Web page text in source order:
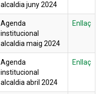
alcaldia juny 2024
Agenda
institucional
alcaldia maig 2024
Enllaç
Agenda
institucional
alcaldia abril 2024
Enllaç